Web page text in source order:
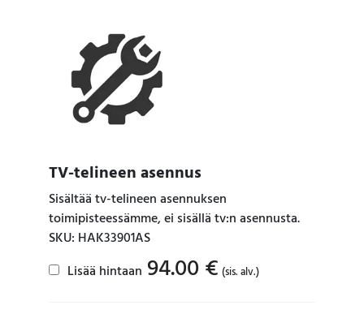
TV-telineen asennus
Sisältää tv-telineen asennuksen
toimipisteessämme, ei sisällä tv:n asennusta.
SKU: HAK33901AS
Lisää hintaan 94.00 € (sis. alv.)